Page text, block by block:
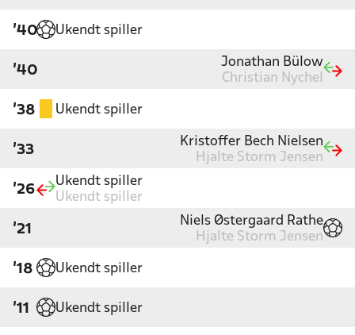
'40 Ukendt spiller
'40
Jonathan Bülow
Christian Nychel
'38 Ukendt spiller
'33
Kristoffer Bech Nielsen
Hjalte Storm Jensen
'26
Ukendt spiller
Ukendt spiller
'21
Niels Østergaard Rathe
Hjalte Storm Jensen
'18 Ukendt spiller
'11 Ukendt spiller